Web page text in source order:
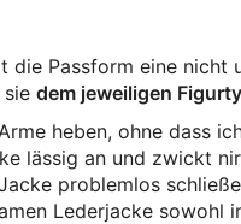
die Passform eine
sie dem jeweiligen
heben, ohne dass
lässig an und zwickt
problemlos
Lederjacke sowohl